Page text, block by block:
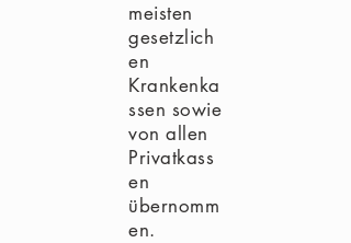
meisten
gesetzlich
en
Krankenka
ssen sowie
von allen
Privatkass
en
übernomm
en.